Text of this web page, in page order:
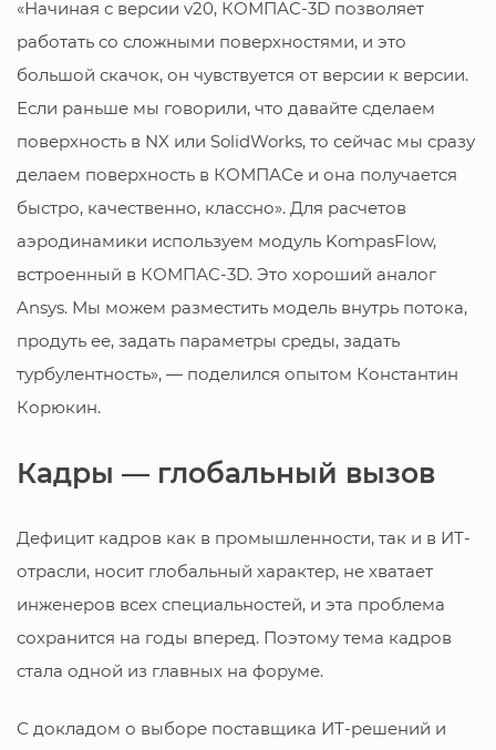
«Начиная с версии v20, КОМПАС-3D позволяет
работать со сложными поверхностями, и это
большой скачок, он чувствуется от версии к версии.
Если раньше мы говорили, что давайте сделаем
поверхность в NX или SolidWorks, то сейчас мы сразу
делаем поверхность в КОМПАСе и она получается
быстро, качественно, классно». Для расчетов
аэродинамики используем модуль KompasFlow,
встроенный в КОМПАС-3D. Это хороший аналог
Ansys. Мы можем разместить модель внутрь потока,
продуть ее, задать параметры среды, задать
турбулентность», — поделился опытом Константин
Корюкин.
Кадры — глобальный вызов
Дефицит кадров как в промышленности, так и в ИТ-
отрасли, носит глобальный характер, не хватает
инженеров всех специальностей, и эта проблема
сохранится на годы вперед. Поэтому тема кадров
стала одной из главных на форуме.
С докладом о выборе поставщика ИТ-решений и